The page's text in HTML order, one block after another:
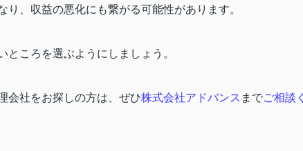
、収益の悪化にも繋がる可能性があります。
ころを選ぶようにしましょう。
会社をお探しの方は、ぜひ株式会社アドバンス までご相談